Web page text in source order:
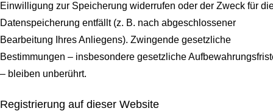
Einwilligung zur Speicherung widerrufen oder der Zweck für
Datenspeicherung entfällt (z. B. nach abgeschlossener
Bearbeitung Ihres Anliegens). Zwingende gesetzliche
Bestimmungen – insbesondere gesetzliche
– bleiben unberührt.
Registrierung auf dieser Website